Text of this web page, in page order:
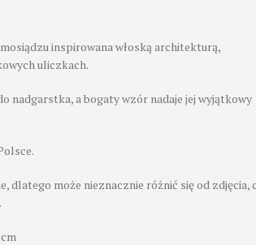
inspirowana włoską architekturą,
uliczkach.
nadgarstka, a bogaty wzór nadaje jej wyjątkowy
dlatego może nieznacznie różnić się od zdjęcia,